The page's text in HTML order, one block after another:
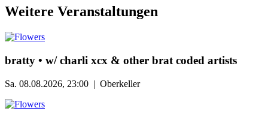
Weitere Veranstaltungen
bratty • w/ charli xcx & other brat coded artists
Sa. 08.08.2026, 23:00 | Oberkeller